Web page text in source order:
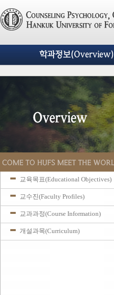
학과정보(Overview)
교육목표(Educational Objectives)
교수진(Faculty Profiles)
교과과정(Course Information)
개설과목(Curriculum)